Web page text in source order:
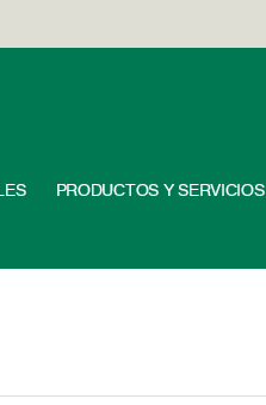
PRODUCTOS Y SERVICIOS